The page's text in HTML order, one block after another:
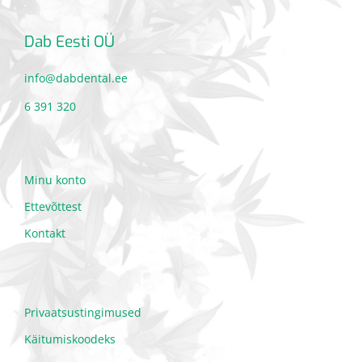
Dab Eesti OÜ
info@dabdental.ee
6 391 320
Minu konto
Ettevõttest
Kontakt
Privaatsustingimused
Käitumiskoodeks